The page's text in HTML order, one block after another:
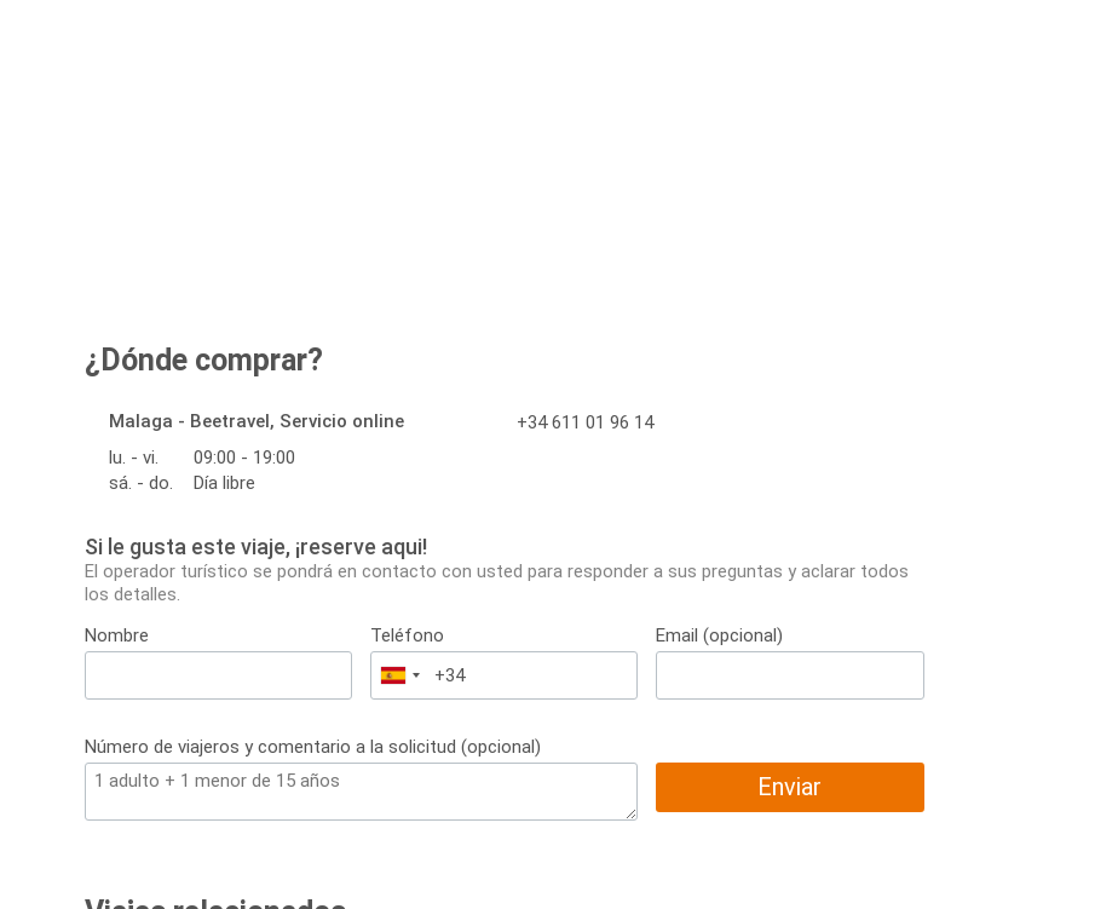
¿Dónde comprar?
Malaga - Beetravel, Servicio online
lu. - vi.
09:00 - 19:00
sá. - do.
Día libre
+34 611 01 96 14
Si le gusta este viaje, ¡reserve aqui!
El operador turístico se pondrá en contacto con usted para responder a sus preguntas y aclarar todos
los detalles.
Nombre
Teléfono
España
+34
Email (opcional)
Número de viajeros y comentario a la solicitud (opcional)
Enviar